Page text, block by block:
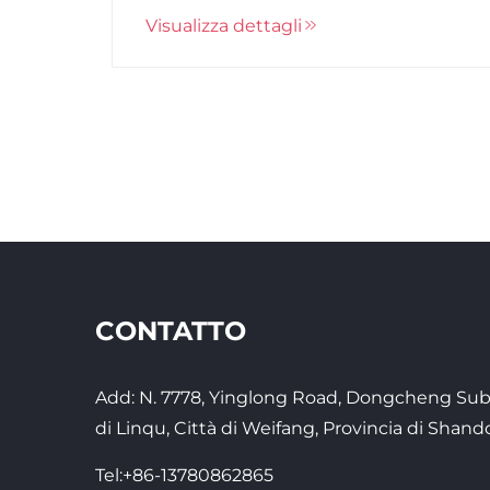
"barriera di sicurezza" in caso di
Visualizza dettagli
CONTATTO
Add: N. 7778, Yinglong Road, Dongcheng
di Linqu, Città di Weifang, Provincia di
Tel:+86-13780862865